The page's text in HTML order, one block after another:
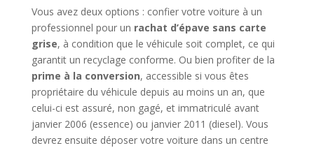
Vous avez deux options : confier votre voiture à un
professionnel pour un rachat d’épave sans carte
grise, à condition que le véhicule soit complet, ce qui
garantit un recyclage conforme. Ou bien profiter de la
prime à la conversion, accessible si vous êtes
propriétaire du véhicule depuis au moins un an, que
celui-ci est assuré, non gagé, et immatriculé avant
janvier 2006 (essence) ou janvier 2011 (diesel). Vous
devrez ensuite déposer votre voiture dans un centre